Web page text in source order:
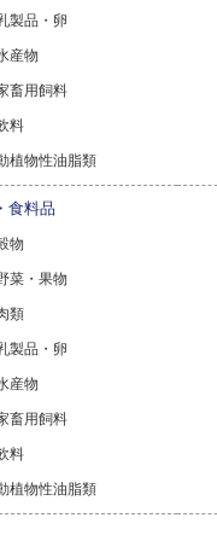
製品・卵
産物
畜用飼料
料
植物性油脂類
食料品
物
菜・果物
類
製品・卵
産物
畜用飼料
料
植物性油脂類